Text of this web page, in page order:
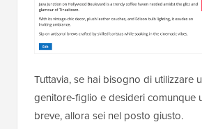
Tuttavia, se hai bisogno di utilizzare
genitore-figlio e desideri comunque
breve, allora sei nel posto giusto.